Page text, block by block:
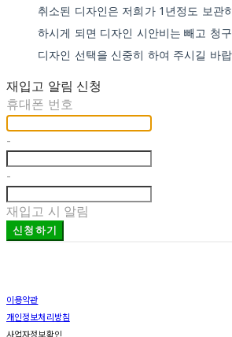
취소된 디자인은 저희가 1년정도 보관
하시게 되면 디자인 시안비는 빼고 청
디자인 선택을 신중히 하여 주시길 바
재입고 알림 신청
휴대폰 번호
-
-
재입고 시 알림
신청하기
이용약관
개인정보처리방침
사업자정보확인